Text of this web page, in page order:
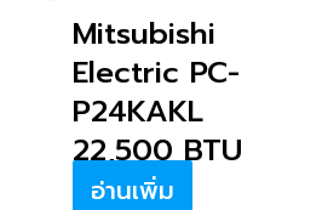
Mitsubishi
Electric PC-
P24KAKL
22,500 BTU
อ่านเพิ่ม